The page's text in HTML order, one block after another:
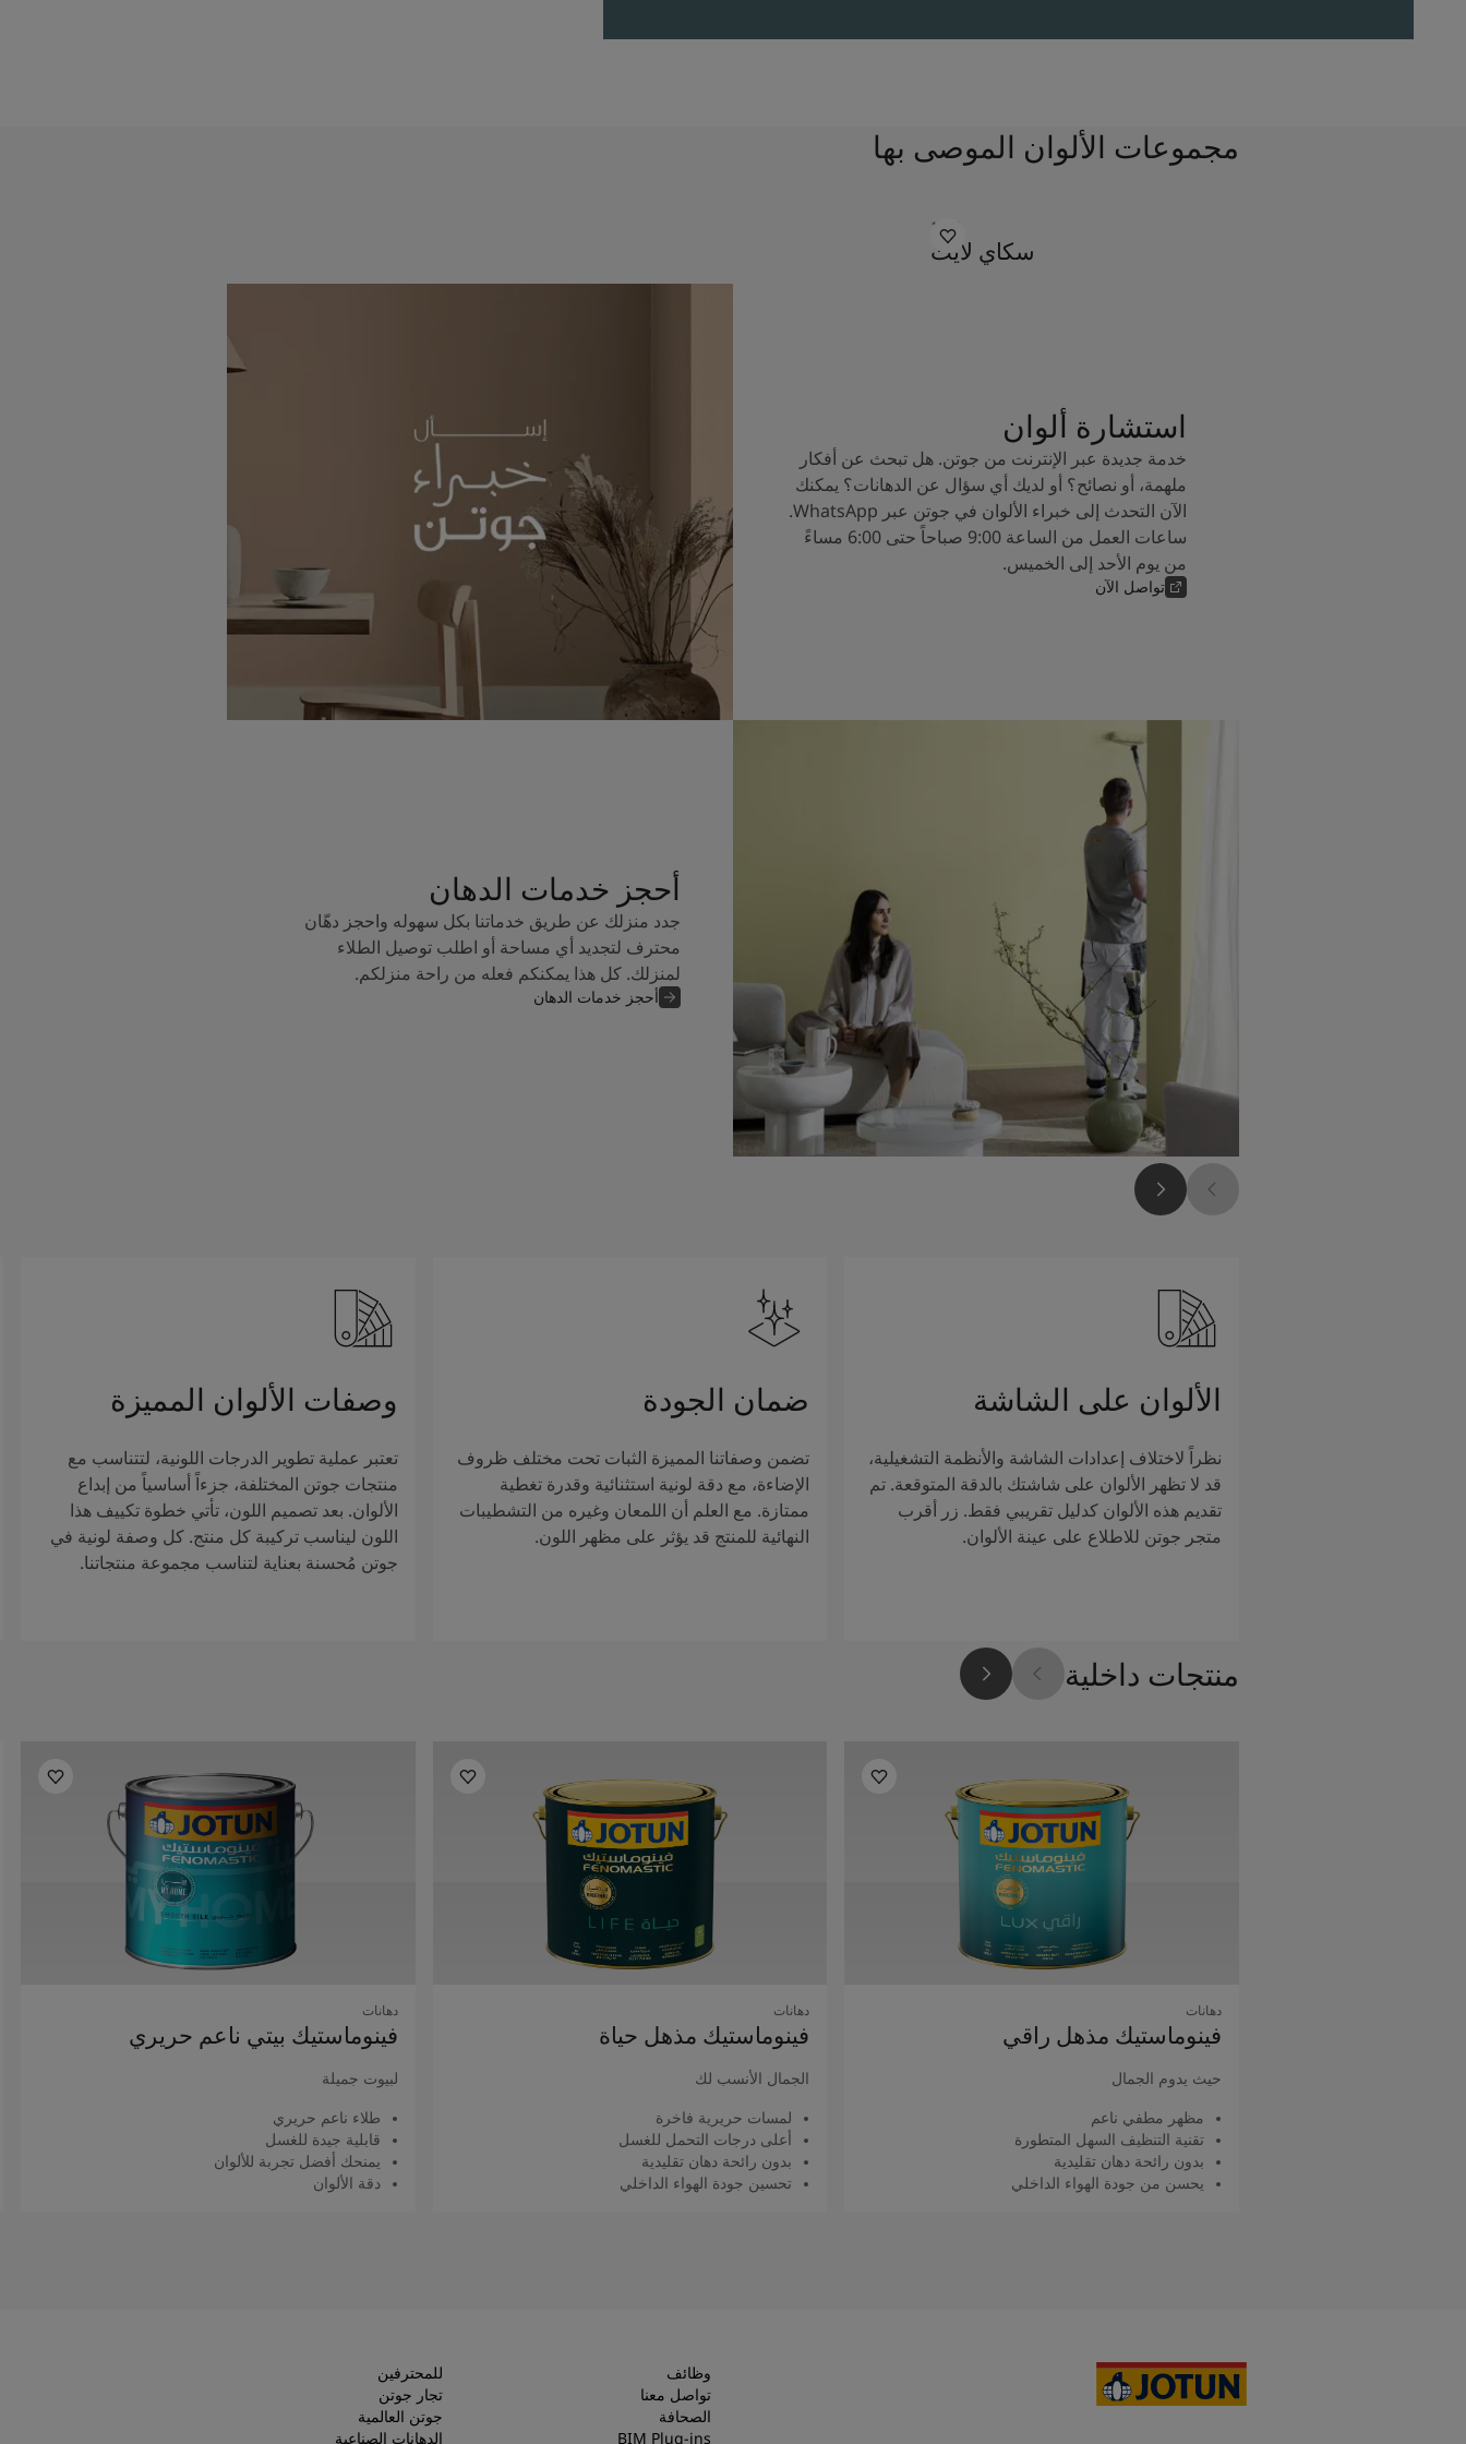
مجموعات الألوان الموصى بها
1624
سكاي لايت
استشارة ألوان
خدمة جديدة عبر الإنترنت من جوتن. هل تبحث عن أفكار
ملهمة، أو نصائح؟ أو لديك أي سؤال عن الدهانات؟ يمكنك
الآن التحدث إلى خبراء الألوان في جوتن عبر WhatsApp.
ساعات العمل من الساعة 9:00 صباحاً حتى 6:00 مساءً
من يوم الأحد إلى الخميس.
تواصل الآن
أحجز خدمات الدهان
جدد منزلك عن طريق خدماتنا بكل سهوله واحجز دهّان
محترف لتجديد أي مساحة أو اطلب توصيل الطلاء
لمنزلك. كل هذا يمكنكم فعله من راحة منزلكم.
أحجز خدمات الدهان
الألوان على الشاشة
نظراً لاختلاف إعدادات الشاشة والأنظمة التشغيلية،
قد لا تظهر الألوان على شاشتك بالدقة المتوقعة. تم
تقديم هذه الألوان كدليل تقريبي فقط. زر أقرب
متجر جوتن للاطلاع على عينة الألوان.
ضمان الجودة
تضمن وصفاتنا المميزة الثبات تحت مختلف ظروف
الإضاءة، مع دقة لونية استثنائية وقدرة تغطية
ممتازة. مع العلم أن اللمعان وغيره من التشطيبات
النهائية للمنتج قد يؤثر على مظهر اللون.
وصفات الألوان المميزة
تعتبر عملية تطوير الدرجات اللونية، لتتناسب مع
منتجات جوتن المختلفة، جزءاً أساسياً من إبداع
الألوان. بعد تصميم اللون، تأتي خطوة تكييف هذا
اللون ليناسب تركيبة كل منتج. كل وصفة لونية في
جوتن مُحسنة بعناية لتناسب مجموعة منتجاتنا.
منتجات داخلية
دهانات
فينوماستيك مذهل راقي
حيث يدوم الجمال
مظهر مطفي ناعم
تقنية التنظيف السهل المتطورة
بدون رائحة دهان تقليدية
يحسن من جودة الهواء الداخلي
دهانات
فينوماستيك مذهل حياة
الجمال الأنسب لك
لمسات حريرية فاخرة
أعلى درجات التحمل للغسل
بدون رائحة دهان تقليدية
تحسين جودة الهواء الداخلي
دهانات
فينوماستيك بيتي ناعم حريري
لبيوت جميلة
طلاء ناعم حريري
قابلية جيدة للغسل
يمنحك أفضل تجربة للألوان
دقة الألوان
وظائف
تواصل معنا
الصحافة
BIM Plug-ins
للمحترفين
تجار جوتن
جوتن العالمية
الدهانات الصناعية